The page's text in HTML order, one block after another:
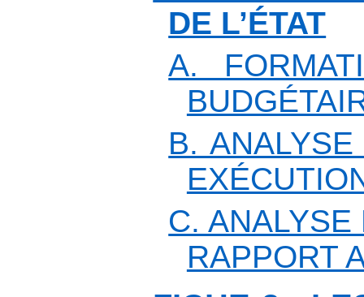
DE L’ÉTAT
A.
B.
C. ANALYSE
RAPPORT